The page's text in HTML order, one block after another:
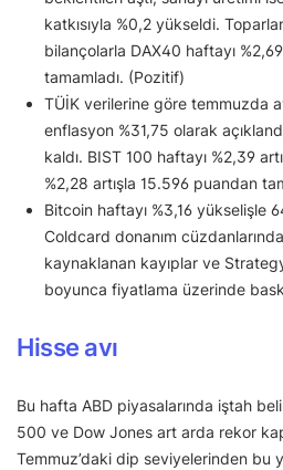
katkısıyla %0,2 yükseldi.
bilançolarla DAX40 haftayı
tamamladı. (Pozitif)
TÜİK verilerine göre temmuzda
enflasyon %31,75 olarak
kaldı. BIST 100 haftayı %2,39
%2,28 artışla 15.596 puandan
Bitcoin haftayı %3,16 yükselişle
Coldcard donanım
kaynaklanan kayıplar ve
boyunca fiyatlama üzerinde
Hisse avı
Bu hafta ABD piyasalarında iştah
500 ve Dow Jones art arda rekor
Temmuz’daki dip seviyelerinden bu